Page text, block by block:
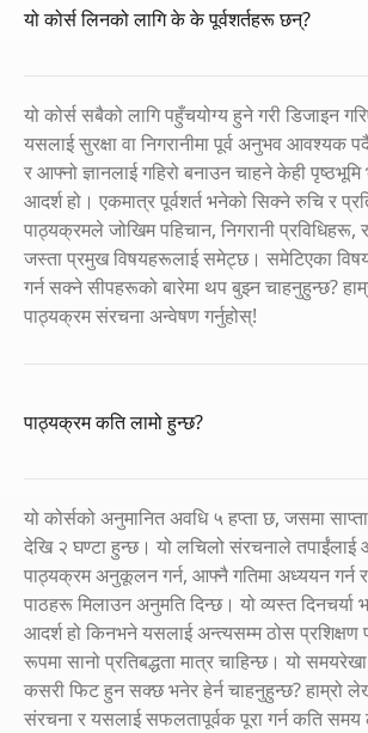
यो कोर्स लिनको लागि के के पूर्वशर्तहरू छन्?
यो कोर्स सबैको लागि पहुँचयोग्य हुने गरी डिजाइन
यसलाई सुरक्षा वा निगरानीमा पूर्व अनुभव आवश्यक
र आफ्नो ज्ञानलाई गहिरो बनाउन चाहने केही
आदर्श हो। एकमात्र पूर्वशर्त भनेको सिक्ने रुचि र
पाठ्यक्रमले जोखिम पहिचान, निगरानी प्रविधिहरू,
जस्ता प्रमुख विषयहरूलाई समेट्छ। समेटिएका
गर्न सक्ने सीपहरूको बारेमा थप बुझ्न चाहनुहुन्छ?
पाठ्यक्रम संरचना अन्वेषण गर्नुहोस्!
पाठ्यक्रम कति लामो हुन्छ?
यो कोर्सको अनुमानित अवधि ५ हप्ता छ, जसमा
देखि २ घण्टा हुन्छ। यो लचिलो संरचनाले तपाईंलाई
पाठ्यक्रम अनुकूलन गर्न, आफ्नै गतिमा अध्ययन गर्न
पाठहरू मिलाउन अनुमति दिन्छ। यो व्यस्त दिनचर्या
आदर्श हो किनभने यसलाई अन्त्यसम्म ठोस प्रशिक्षण
रूपमा सानो प्रतिबद्धता मात्र चाहिन्छ। यो
कसरी फिट हुन सक्छ भनेर हेर्न चाहनुहुन्छ? हाम्रो
संरचना र यसलाई सफलतापूर्वक पूरा गर्न कति समय